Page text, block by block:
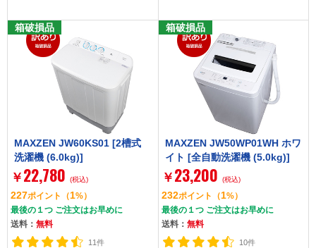
箱破損品
MAXZEN JW60KS01 [2槽式
洗濯機 (6.0kg)]
￥ 22,780 (税込)
227ポイント （1%）
最後の１つ ご注文はお早めに
送料：無料
11件
箱破損品
MAXZEN JW50WP01WH ホワ
イト [全自動洗濯機 (5.0kg)]
￥ 23,200 (税込)
232ポイント （1%）
最後の１つ ご注文はお早めに
送料： 無料
10件